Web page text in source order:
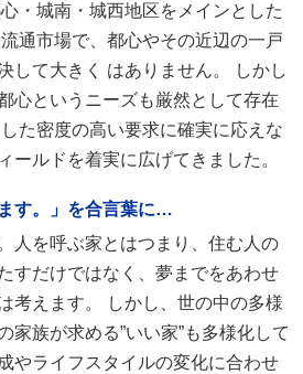
・城南・城西地区をメインとした
通市場で、都心やその近辺の一戸
して大きく はありません。 しかし
心というニーズも厳然として存在
た密度の高い要求に確実に応えな
ールドを着実に広げてきました。
す。」を合言葉に…
人を呼ぶ家とはつまり、住む人の
すだけではなく、夢までをあわせ
考えます。 しかし、世の中の多様
家族が求める”いい家”も多様化して
やライフスタイルの変化に合わせ